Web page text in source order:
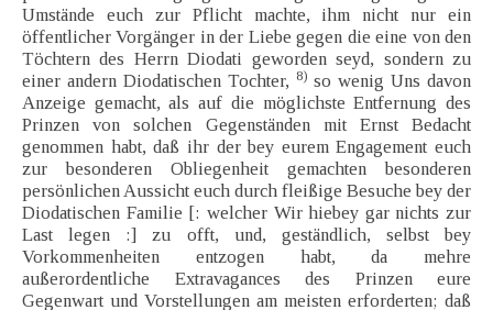
Umstände euch zur Pflicht machte, ihm nicht nur ein
öffentlicher Vorgänger in der Liebe gegen die eine von den
Töchtern des Herrn Diodati geworden seyd, sondern zu
einer andern Diodatischen Tochter, 8) so wenig Uns davon
Anzeige gemacht, als auf die möglichste Entfernung des
Prinzen von solchen Gegenständen mit Ernst Bedacht
genommen habt, daß ihr der bey eurem Engagement euch
zur besonderen Obliegenheit gemachten besonderen
persönlichen Aussicht euch durch fleißige Besuche bey der
Diodatischen Familie [: welcher Wir hiebey gar nichts zur
Last legen :] zu offt, und, geständlich, selbst bey
Vorkommenheiten entzogen habt, da mehre
außerordentliche Extravagances des Prinzen eure
Gegenwart und Vorstellungen am meisten erforderten; daß